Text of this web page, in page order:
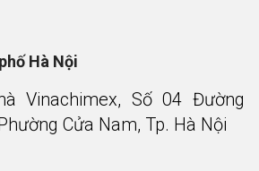
Hà Nội
Vinachimex, Số 04 Đường
Cửa Nam, Tp. Hà Nội